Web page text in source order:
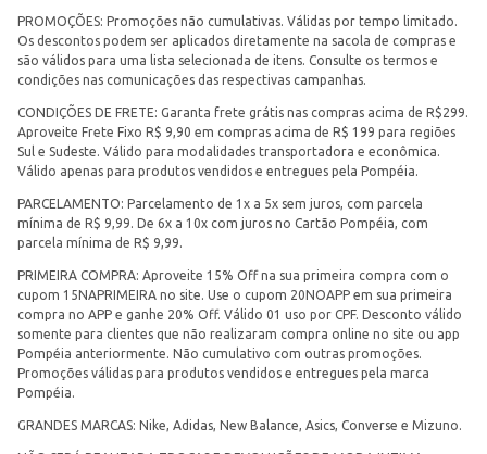
PROMOÇÕES: Promoções não cumulativas. Válidas por tempo limitado.
Os descontos podem ser aplicados diretamente na sacola de compras e
são válidos para uma lista selecionada de itens. Consulte os termos e
condições nas comunicações das respectivas campanhas.
CONDIÇÕES DE FRETE: Garanta frete grátis nas compras acima de R$299.
Aproveite Frete Fixo R$ 9,90 em compras acima de R$ 199 para regiões
Sul e Sudeste. Válido para modalidades transportadora e econômica.
Válido apenas para produtos vendidos e entregues pela Pompéia.
PARCELAMENTO: Parcelamento de 1x a 5x sem juros, com parcela
mínima de R$ 9,99. De 6x a 10x com juros no Cartão Pompéia, com
parcela mínima de R$ 9,99.
PRIMEIRA COMPRA: Aproveite 15% Off na sua primeira compra com o
cupom 15NAPRIMEIRA no site. Use o cupom 20NOAPP em sua primeira
compra no APP e ganhe 20% Off. Válido 01 uso por CPF. Desconto válido
somente para clientes que não realizaram compra online no site ou app
Pompéia anteriormente. Não cumulativo com outras promoções.
Promoções válidas para produtos vendidos e entregues pela marca
Pompéia.
GRANDES MARCAS: Nike, Adidas, New Balance, Asics, Converse e Mizuno.